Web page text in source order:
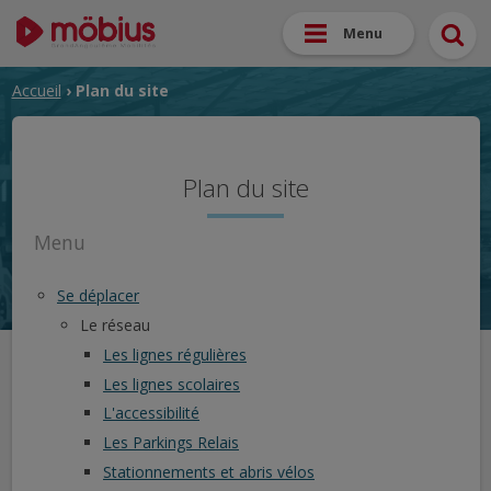
Menu
Accueil › Plan du site
Plan du site
Menu
Se déplacer
Le réseau
Les lignes régulières
Les lignes scolaires
L'accessibilité
Les Parkings Relais
Stationnements et abris vélos